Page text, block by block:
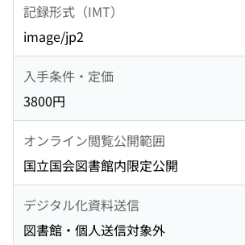
記録形式（IMT）
image/jp2
入手条件・定価
3800円
オンライン閲覧公開範囲
国立国会図書館内限定公開
デジタル化資料送信
図書館・個人送信対象外